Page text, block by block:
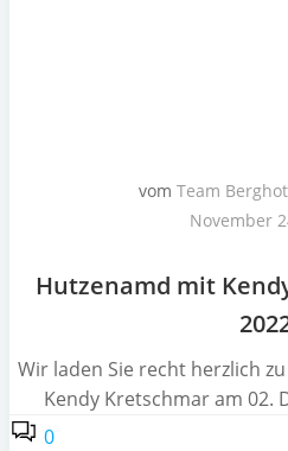
vom Team
November
Hutzenamd mit
Wir laden Sie recht herzlich
Kendy Kretschmar am 02.
0